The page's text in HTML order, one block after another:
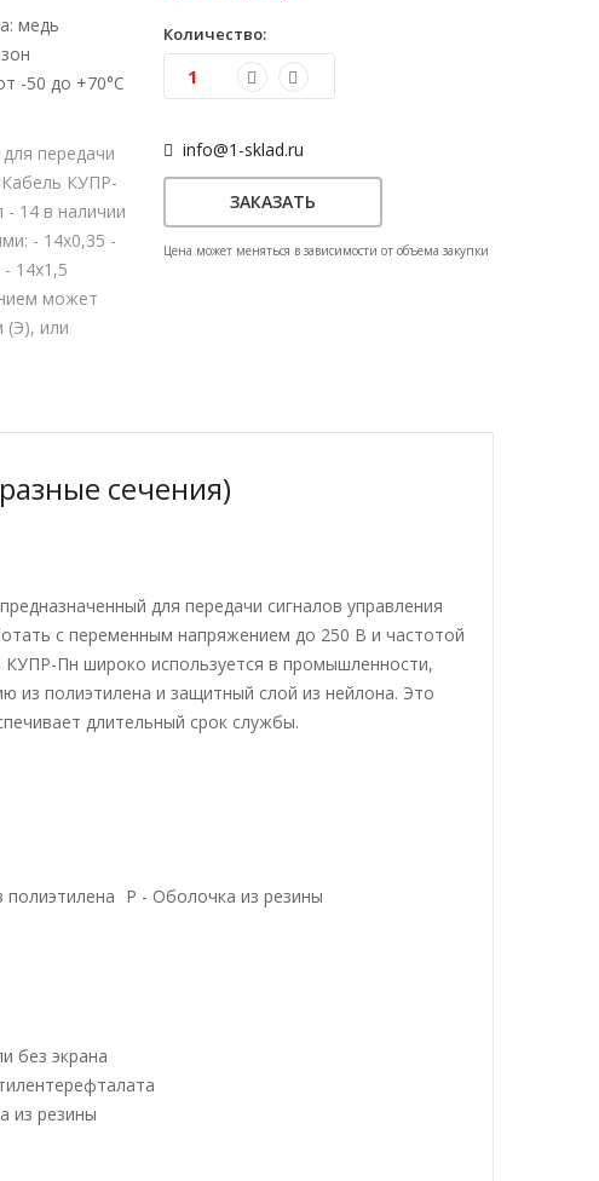
медь
-50 до +70°С
передачи
Кабель КУПР-
14 в наличии
- 14х0,35 -
14х1,5
может
(Э), или
Количество:
info@1-sklad.ru
ЗАКАЗАТЬ
Цена может меняться в зависимости от объема закупки
сечения)
для передачи сигналов управления
с переменным напряжением до 250 В и частотой
Пн широко используется в промышленности,
из полиэтилена и защитный слой из нейлона. Это
длительный срок службы.
Р - Оболочка из резины
без экрана
из резины